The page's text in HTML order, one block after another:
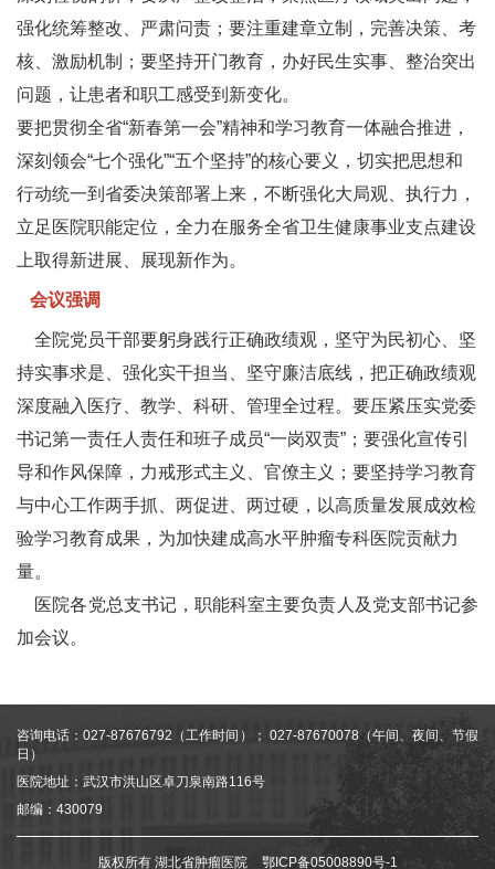
强化统筹整改、严肃问责；要注重建章立制，完善决策、考
核、激励机制；要坚持开门教育，办好民生实事、整治突出
问题，让患者和职工感受到新变化。
要把贯彻全省“新春第一会”精神和学习教育一体融合推进，
深刻领会“七个强化”“五个坚持”的核心要义，切实把思想和
行动统一到省委决策部署上来，不断强化大局观、执行力，
立足医院职能定位，全力在服务全省卫生健康事业支点建设
上取得新进展、展现新作为。
会议强调
全院党员干部要躬身践行正确政绩观，坚守为民初心、坚
持实事求是、强化实干担当、坚守廉洁底线，把正确政绩观
深度融入医疗、教学、科研、管理全过程。要压紧压实党委
书记第一责任人责任和班子成员“一岗双责”；要强化宣传引
导和作风保障，力戒形式主义、官僚主义；要坚持学习教育
与中心工作两手抓、两促进、两过硬，以高质量发展成效检
验学习教育成果，为加快建成高水平肿瘤专科医院贡献力
量。
医院各党总支书记，职能科室主要负责人及党支部书记参
加会议。
咨询电话：027-87676792（工作时间）； 027-87670078（午间、夜间、节假
日）
医院地址：武汉市洪山区卓刀泉南路116号
邮编：430079
版权所有 湖北省肿瘤医院 鄂ICP备05008890号-1